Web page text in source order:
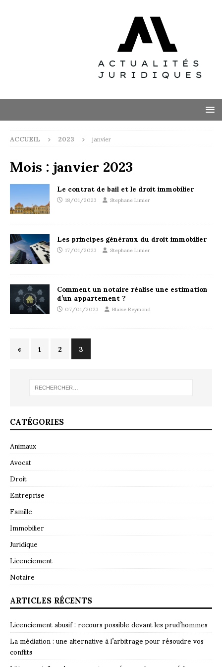
ACCUEIL 2023 janvier
Mois :janvier 2023
Le contrat de bail et le droit immobilier
18/01/2023 Stephane Limier
Les principes généraux du droit immobilier
17/01/2023 Stephane Limier
Comment un notaire réalise une estimation
d’un appartement ?
07/01/2023 Blaise Reymond
« 1 2 3
CATÉGORIES
Animaux
Avocat
Droit
Entreprise
Famille
Immobilier
Juridique
Licenciement
Notaire
ARTICLES RÉCENTS
Licenciement abusif : recours possible devant les prud’hommes
La médiation : une alternative à l’arbitrage pour résoudre vos
conflits